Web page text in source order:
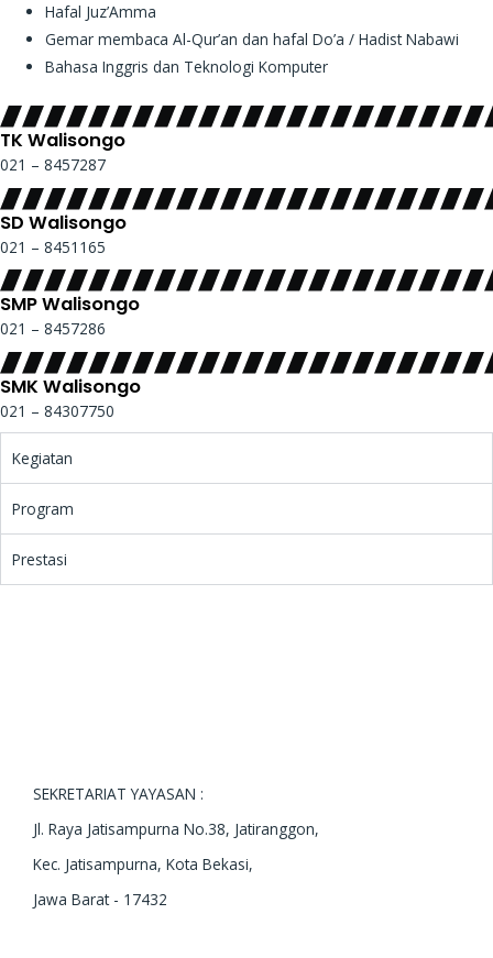
Hafal Juz’Amma
Gemar membaca Al-Qur’an dan hafal Do’a / Hadist Nabawi
Bahasa Inggris dan Teknologi Komputer
TK Walisongo​
021 – 8457287
SD Walisongo​
021 – 8451165
SMP Walisongo​
021 – 8457286
SMK Walisongo
021 – 84307750
Kegiatan
Program
Prestasi
SEKRETARIAT YAYASAN :
Jl. Raya Jatisampurna No.38, Jatiranggon,
Kec. Jatisampurna, Kota Bekasi,
Jawa Barat - 17432